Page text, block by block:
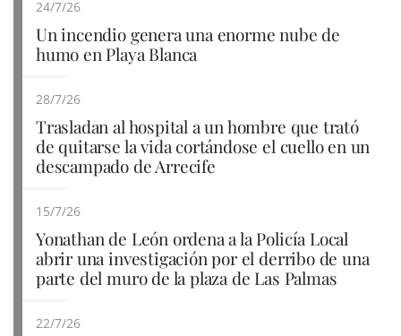
24/7/26
Un incendio genera una enorme nube de
humo en Playa Blanca
28/7/26
Trasladan al hospital a un hombre que trató
de quitarse la vida cortándose el cuello en un
descampado de Arrecife
15/7/26
Yonathan de León ordena a la Policía Local
abrir una investigación por el derribo de una
parte del muro de la plaza de Las Palmas
22/7/26